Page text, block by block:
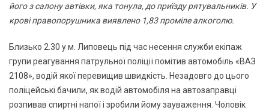
його з салону автівки, яка тонула, до приїзду рятувальників. У
крові правопорушника виявлено 1,83 проміле алкоголю.
Близько 2.30 у м. Липовець під час несення служби екіпаж
групи реагування патрульної поліції помітив автомобіль «ВАЗ
2108», водій якої перевищив швидкість. Незадовго до цього
поліцейські бачили, як водій автомобіля на автозаправці
розпивав спиртні напої і зробили йому зауваження. Чоловік